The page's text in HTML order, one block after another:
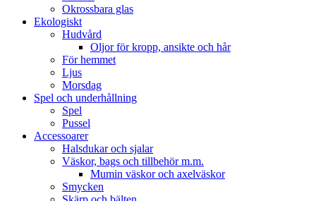
Okrossbara glas
Ekologiskt
Hudvård
Oljor för kropp, ansikte och hår
För hemmet
Ljus
Morsdag
Spel och underhållning
Spel
Pussel
Accessoarer
Halsdukar och sjalar
Väskor, bags och tillbehör m.m.
Mumin väskor och axelväskor
Smycken